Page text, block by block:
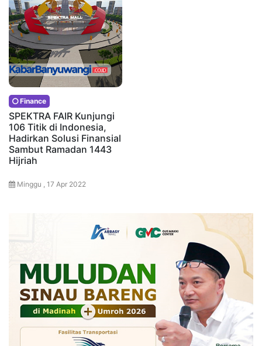
Finance
SPEKTRA FAIR Kunjungi
106 Titik di Indonesia,
Hadirkan Solusi Finansial
Sambut Ramadan 1443
Hijriah
Minggu , 17 Apr 2022